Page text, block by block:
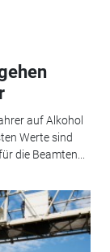
auf Alkohol
Werte sind
die Beamten...